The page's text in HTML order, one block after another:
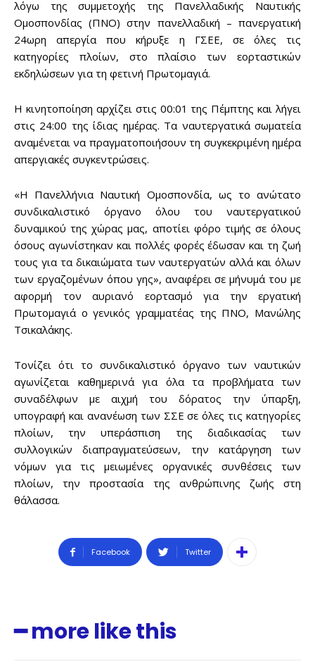
Don't miss
out!
Sing up for our newsletter
to stay in the loop.
SUBSCRIBE
λόγω της συμμετοχής της Πανελλαδικής Ναυτικής
Ομοσπονδίας (ΠΝΟ) στην πανελλαδική – πανεργατική
24ωρη απεργία που κήρυξε η ΓΣΕΕ, σε όλες τις
κατηγορίες πλοίων, στο πλαίσιο των εορταστικών
εκδηλώσεων για τη φετινή Πρωτομαγιά.
Η κινητοποίηση αρχίζει στις 00:01 της Πέμπτης και λήγει
στις 24:00 της ίδιας ημέρας. Τα ναυτεργατικά σωματεία
αναμένεται να πραγματοποιήσουν τη συγκεκριμένη ημέρα
απεργιακές συγκεντρώσεις.
«Η Πανελλήνια Ναυτική Ομοσπονδία, ως το ανώτατο
συνδικαλιστικό όργανο όλου του ναυτεργατικού
δυναμικού της χώρας μας, αποτίει φόρο τιμής σε όλους
όσους αγωνίστηκαν και πολλές φορές έδωσαν και τη ζωή
τους για τα δικαιώματα των ναυτεργατών αλλά και όλων
των εργαζομένων όπου γης», αναφέρει σε μήνυμά του με
αφορμή τον αυριανό εορτασμό για την εργατική
Πρωτομαγιά ο γενικός γραμματέας της ΠΝΟ, Μανώλης
Τσικαλάκης.
Toνίζει ότι το συνδικαλιστικό όργανο των ναυτικών
αγωνίζεται καθημερινά για όλα τα προβλήματα των
συναδέλφων με αιχμή του δόρατος την ύπαρξη,
υπογραφή και ανανέωση των ΣΣΕ σε όλες τις κατηγορίες
πλοίων, την υπεράσπιση της διαδικασίας των
συλλογικών διαπραγματεύσεων, την κατάργηση των
νόμων για τις μειωμένες οργανικές συνθέσεις των
πλοίων, την προστασία της ανθρώπινης ζωής στη
θάλασσα.
Facebook Twitter
━ more like this